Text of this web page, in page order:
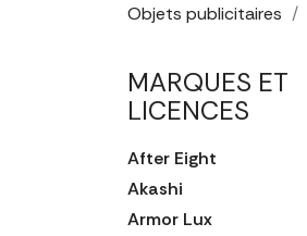
Objets publicitaires
MARQUES ET
LICENCES
After Eight
Akashi
Armor Lux